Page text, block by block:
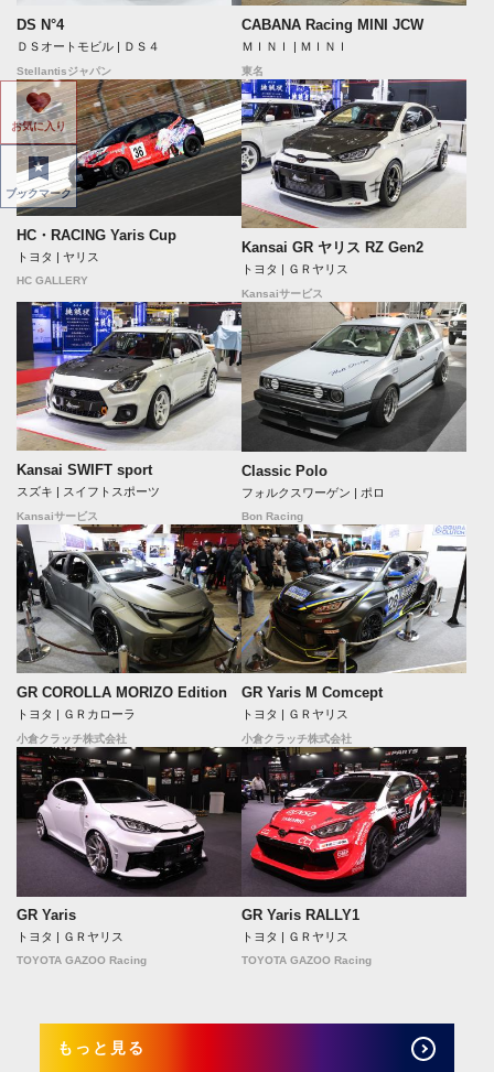
DS N°4
ＤＳオートモビル | ＤＳ４
Stellantisジャパン
CABANA Racing MINI JCW
ＭＩＮＩ | ＭＩＮＩ
東名
HC・RACING Yaris Cup
トヨタ | ヤリス
HC GALLERY
Kansai GR ヤリス RZ Gen2
トヨタ | ＧＲヤリス
Kansaiサービス
Kansai SWIFT sport
スズキ | スイフトスポーツ
Kansaiサービス
Classic Polo
フォルクスワーゲン | ポロ
Bon Racing
GR COROLLA MORIZO Edition
トヨタ | ＧＲカローラ
小倉クラッチ株式会社
GR Yaris M Comcept
トヨタ | ＧＲヤリス
小倉クラッチ株式会社
GR Yaris
トヨタ | ＧＲヤリス
TOYOTA GAZOO Racing
GR Yaris RALLY1
トヨタ | ＧＲヤリス
TOYOTA GAZOO Racing
もっと見る
お気に入り
ブックマーク